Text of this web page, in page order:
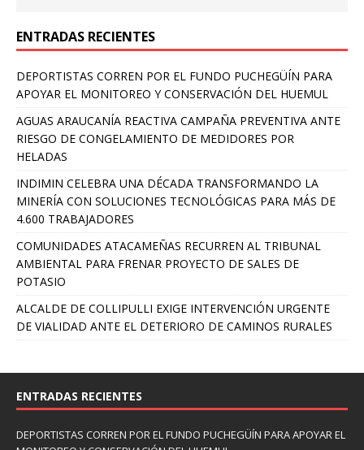
ENTRADAS RECIENTES
DEPORTISTAS CORREN POR EL FUNDO PUCHEGÜÍN PARA
APOYAR EL MONITOREO Y CONSERVACIÓN DEL HUEMUL
AGUAS ARAUCANÍA REACTIVA CAMPAÑA PREVENTIVA ANTE
RIESGO DE CONGELAMIENTO DE MEDIDORES POR
HELADAS
INDIMIN CELEBRA UNA DÉCADA TRANSFORMANDO LA
MINERÍA CON SOLUCIONES TECNOLÓGICAS PARA MÁS DE
4.600 TRABAJADORES
COMUNIDADES ATACAMEÑAS RECURREN AL TRIBUNAL
AMBIENTAL PARA FRENAR PROYECTO DE SALES DE
POTASIO
ALCALDE DE COLLIPULLI EXIGE INTERVENCIÓN URGENTE
DE VIALIDAD ANTE EL DETERIORO DE CAMINOS RURALES
ENTRADAS RECIENTES
DEPORTISTAS CORREN POR EL FUNDO PUCHEGÜÍN PARA APOYAR EL